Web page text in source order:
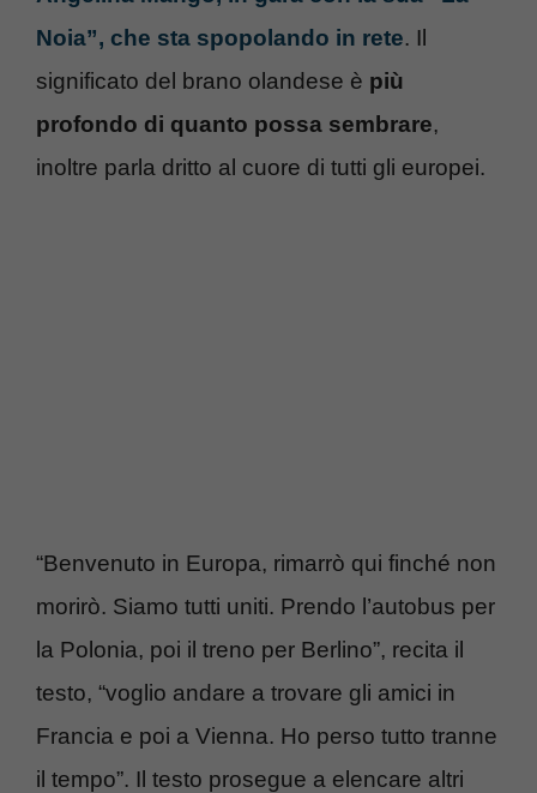
Noia”, che sta spopolando in rete. Il
significato del brano olandese è più
profondo di quanto possa sembrare,
inoltre parla dritto al cuore di tutti gli europei.
“Benvenuto in Europa, rimarrò qui finché non
morirò. Siamo tutti uniti. Prendo l’autobus per
la Polonia, poi il treno per Berlino”, recita il
testo, “voglio andare a trovare gli amici in
Francia e poi a Vienna. Ho perso tutto tranne
il tempo”. Il testo prosegue a elencare altri